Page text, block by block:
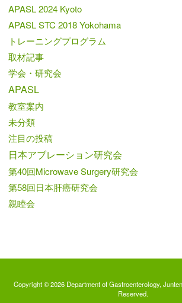
APASL 2024 Kyoto
APASL STC 2018 Yokohama
トレーニングプログラム
取材記事
学会・研究会
APASL
教室案内
未分類
注目の投稿
日本アブレーション研究会
第40回Microwave Surgery研究会
第58回日本肝癌研究会
親睦会
Copyright © 2026 Department of Gastroenterology,
Reserved.